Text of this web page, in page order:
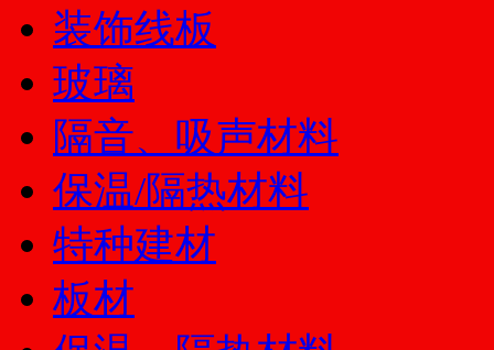
装饰线板
玻璃
隔音、吸声材料
保温/隔热材料
特种建材
板材